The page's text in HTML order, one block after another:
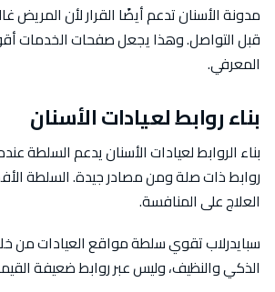
مدونة الأسنان تدعم أيضًا القرار لأن المريض
قبل التواصل. وهذا يجعل صفحات الخدمات
المعرفي.
بناء روابط لعيادات الأسنان
بناء الروابط لعيادات الأسنان يدعم السلطة
روابط ذات صلة ومن مصادر جيدة. السلطة
العلاج على المنافسة.
سبايدرلاب تقوي سلطة مواقع العيادات من
الذكي والنظيف، وليس عبر روابط ضعيفة